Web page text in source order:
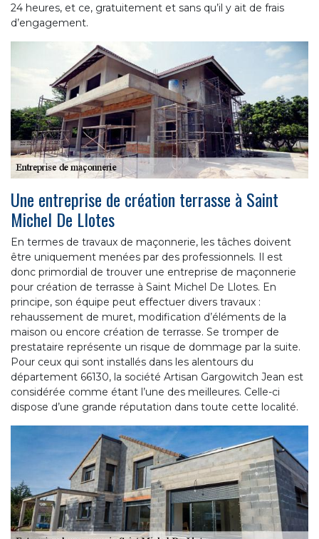
24 heures, et ce, gratuitement et sans qu’il y ait de frais
d’engagement.
Une entreprise de création terrasse à Saint
Michel De Llotes
En termes de travaux de maçonnerie, les tâches doivent
être uniquement menées par des professionnels. Il est
donc primordial de trouver une entreprise de maçonnerie
pour création de terrasse à Saint Michel De Llotes. En
principe, son équipe peut effectuer divers travaux :
rehaussement de muret, modification d’éléments de la
maison ou encore création de terrasse. Se tromper de
prestataire représente un risque de dommage par la suite.
Pour ceux qui sont installés dans les alentours du
département 66130, la société Artisan Gargowitch Jean est
considérée comme étant l’une des meilleures. Celle-ci
dispose d’une grande réputation dans toute cette localité.